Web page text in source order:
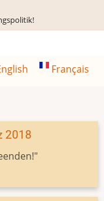
Français
2018